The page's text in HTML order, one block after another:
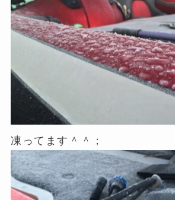
凍ってます＾＾；